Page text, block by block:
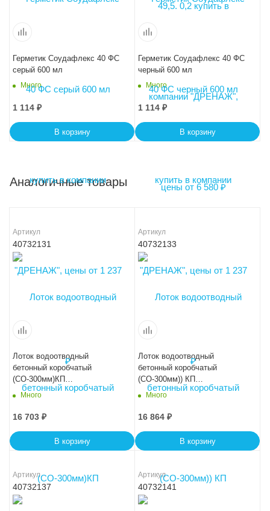
Герметик Соудафлекс 40 ФС
серый 600 мл
Много
1 114 ₽
В корзину
Герметик Соудафлекс 40 ФС
черный 600 мл
Много
1 114 ₽
В корзину
Аналогичные товары
Артикул
40732131
Лоток водоотводный
бетонный коробчатый
(СО-300мм)КП
100.44(30).31(24) - BGМ-F
Много
16 703 ₽
В корзину
Артикул
40732133
Лоток водоотводный
бетонный коробчатый
(СО-300мм)) КП
100.44(30).33,5(26,5) - BGМ-F
Много
16 864 ₽
В корзину
Артикул
40732137
Артикул
40732141